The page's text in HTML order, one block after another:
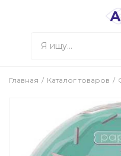
Главная Каталог товаров